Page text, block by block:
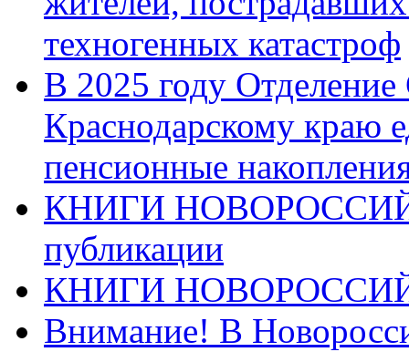
техногенных катастроф
В 2025 году
Краснодарскому краю
пенсионные
КНИГИ
публикации
КНИГИ
Внимание! В